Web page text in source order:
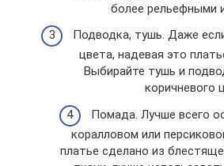
более рельефными
Подводка, тушь. Даже
цвета, надевая это
Выбирайте тушь и
коричневого
Помада. Лучше всего
коралловом или
платье сделано из